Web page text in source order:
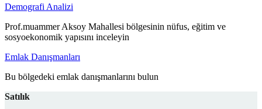
Demografi Analizi
Prof.muammer Aksoy Mahallesi bölgesinin nüfus, eğitim ve
sosyoekonomik yapısını inceleyin
Emlak Danışmanları
Bu bölgedeki emlak danışmanlarını bulun
Satılık